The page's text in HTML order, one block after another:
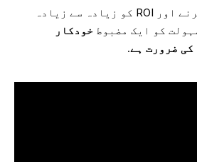
مسابقتی RFQ حاصل کرنے اور ROI کو زیادہ سے زیادہ
کو ایک مضبوط خودکار
کی ضرورت ہے.